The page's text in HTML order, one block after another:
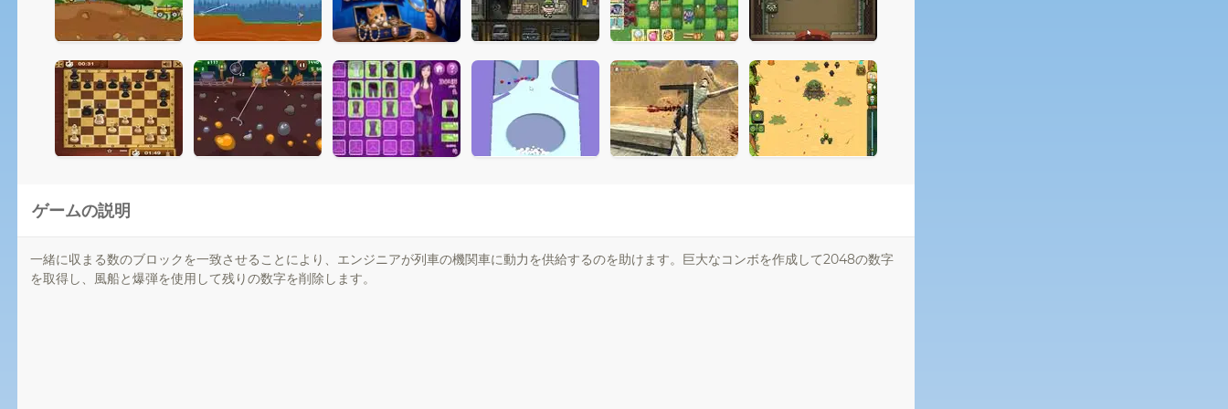
ゲームの説明
一緒に収まる数のブロックを一致させることにより、エンジニアが列車の機関車に動力を供給するのを助けます。巨大なコンボを作成して2048の数字
を取得し、風船と爆弾を使用して残りの数字を削除します。